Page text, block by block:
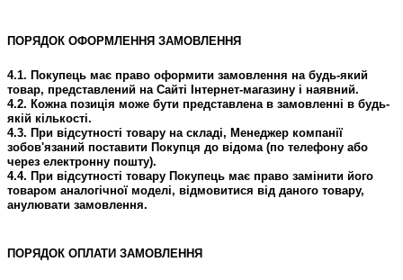
ПОРЯДОК ОФОРМЛЕННЯ ЗАМОВЛЕННЯ
4.1. Покупець має право оформити замовлення на будь-який
товар, представлений на Сайті Інтернет-магазину і наявний.
4.2. Кожна позиція може бути представлена ​​в замовленні в будь-
якій кількості.
4.3. При відсутності товару на складі, Менеджер компанії
зобов'язаний поставити Покупця до відома (по телефону або
через електронну пошту).
4.4. При відсутності товару Покупець має право замінити його
товаром аналогічної моделі, відмовитися від даного товару,
анулювати замовлення.
ПОРЯДОК ОПЛАТИ ЗАМОВЛЕННЯ